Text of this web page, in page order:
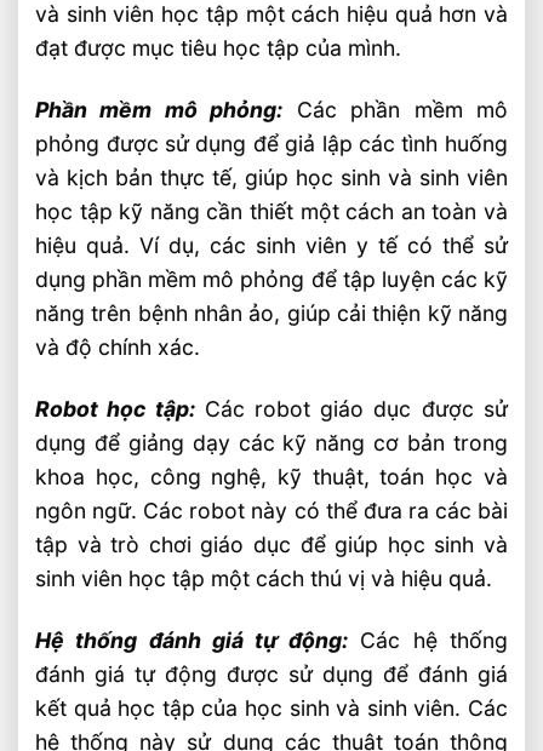
và sinh viên học tập một cách hiệu quả hơn và
đạt được mục tiêu học tập của mình.
Phần mềm mô phỏng: Các phần mềm mô
phỏng được sử dụng để giả lập các tình huống
và kịch bản thực tế, giúp học sinh và sinh viên
học tập kỹ năng cần thiết một cách an toàn và
hiệu quả. Ví dụ, các sinh viên y tế có thể sử
dụng phần mềm mô phỏng để tập luyện các kỹ
năng trên bệnh nhân ảo, giúp cải thiện kỹ năng
và độ chính xác.
Robot học tập:Các robot giáo dục được sử
dụng để giảng dạy các kỹ năng cơ bản trong
khoa học, công nghệ, kỹ thuật, toán học và
ngôn ngữ. Các robot này có thể đưa ra các bài
tập và trò chơi giáo dục để giúp học sinh và
sinh viên học tập một cách thú vị và hiệu quả.
Hệ thống đánh giá tự động: Các hệ thống
đánh giá tự động được sử dụng để đánh giá
kết quả học tập của học sinh và sinh viên. Các
hệ thống này sử dụng các thuật toán thông